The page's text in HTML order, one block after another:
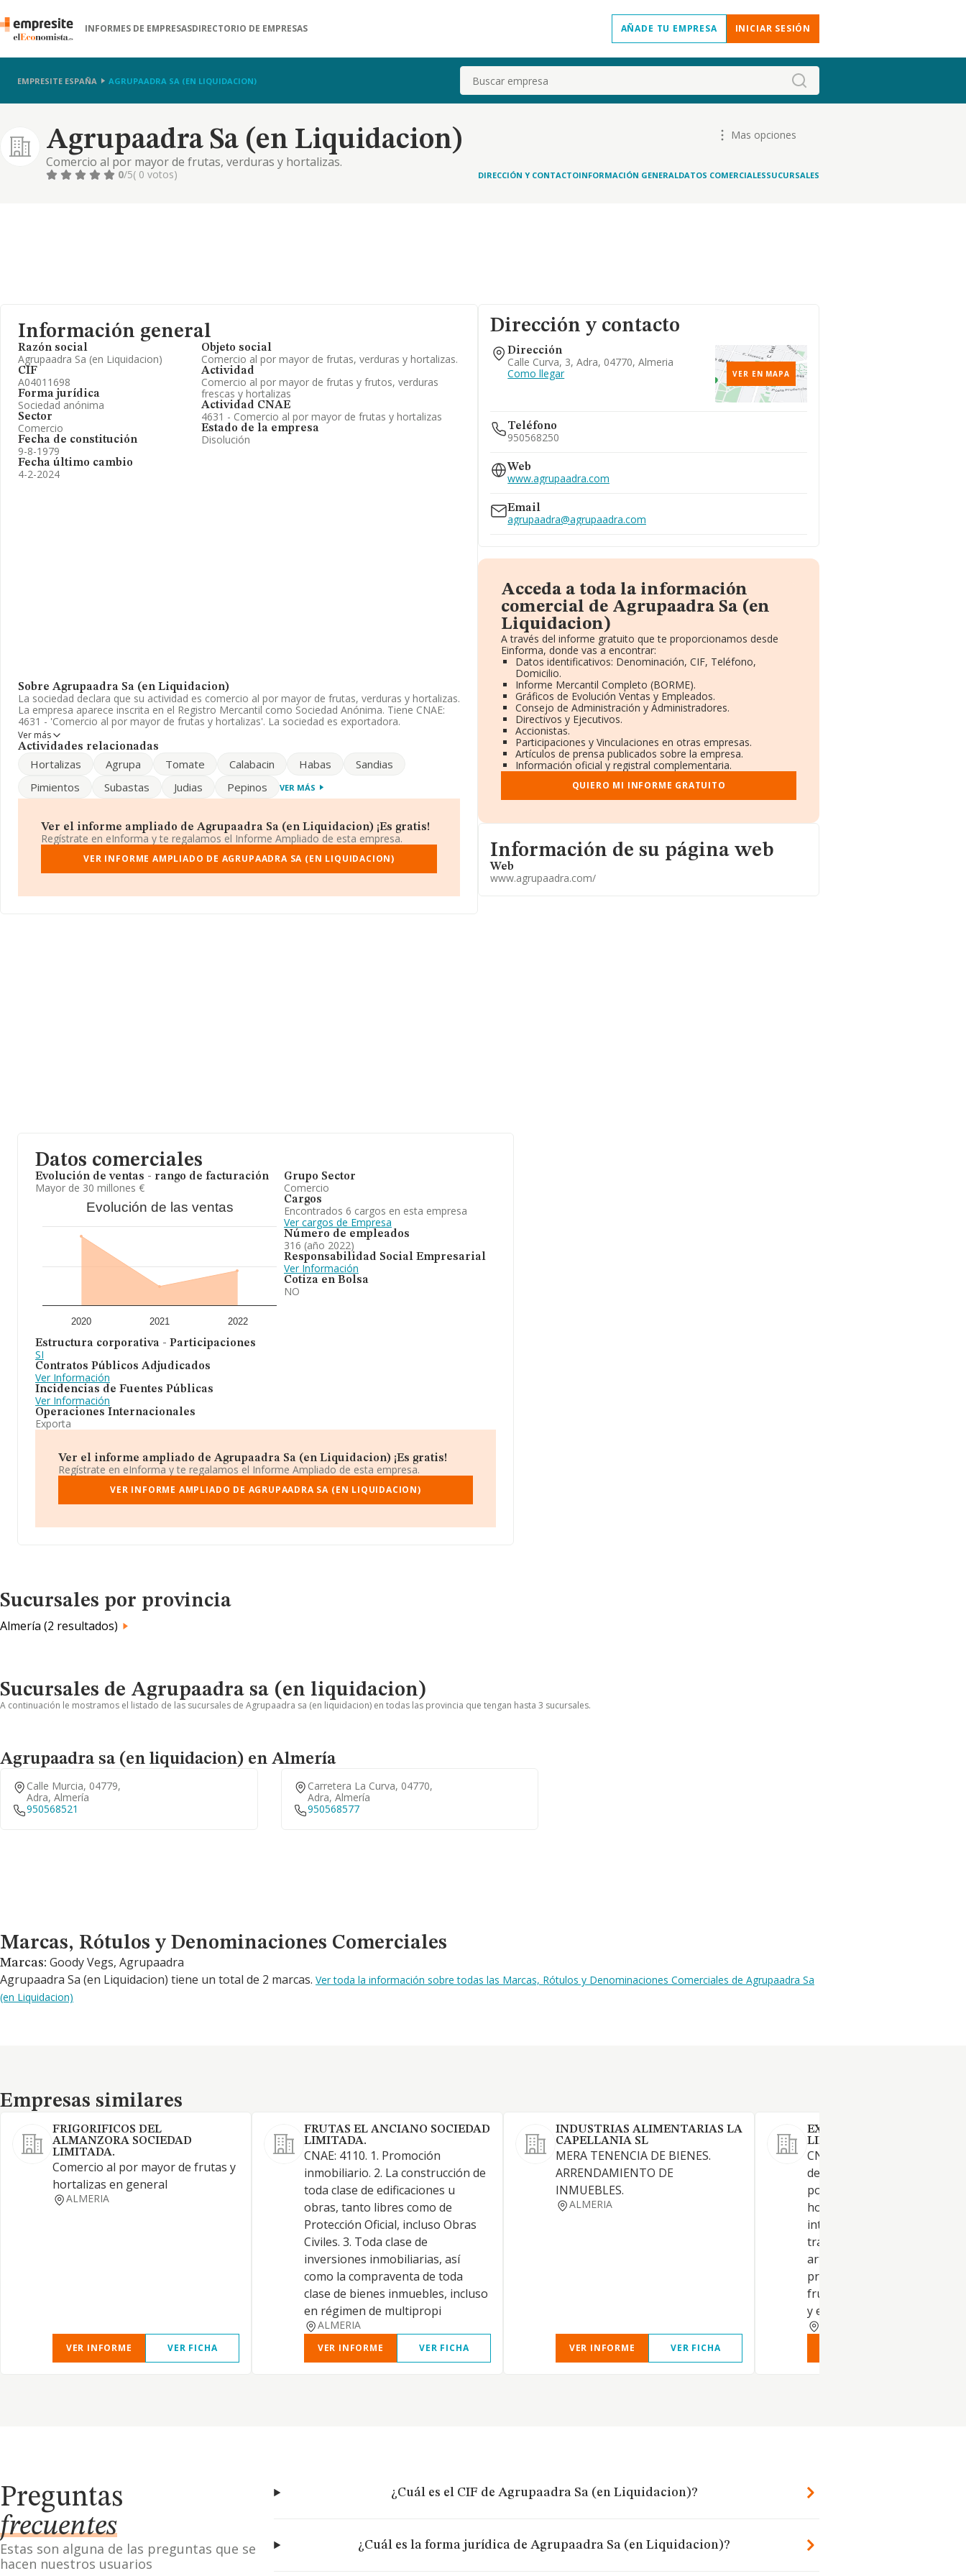
INFORMES DE EMPRESASDIRECTORIO DE EMPRESAS AÑADE TU EMPRESA INICIAR SESIÓN
EMPRESITE ESPAÑA AGRUPAADRA SA (EN LIQUIDACION) Buscar
Agrupaadra Sa (en Liquidacion)
Comercio al por mayor de frutas, verduras y hortalizas.
Mas opciones
0/5( 0 votos) DIRECCIÓN Y CONTACTOINFORMACIÓN GENERALDATOS COMERCIALESSUCURSALES
Información general
Razón social
Agrupaadra Sa (en Liquidacion)
CIF
A04011698
Forma jurídica
Sociedad anónima
Sector
Comercio
Fecha de constitución
9-8-1979
Fecha último cambio
4-2-2024
Objeto social
Comercio al por mayor de frutas, verduras y hortalizas.
Actividad
Comercio al por mayor de frutas y frutos, verduras
frescas y hortalizas
Actividad CNAE
4631 - Comercio al por mayor de frutas y hortalizas
Estado de la empresa
Disolución
Sobre Agrupaadra Sa (en Liquidacion)
La sociedad declara que su actividad es comercio al por mayor de frutas, verduras y hortalizas.
La empresa aparece inscrita en el Registro Mercantil como Sociedad Anónima. Tiene CNAE:
4631 - 'Comercio al por mayor de frutas y hortalizas'. La sociedad es exportadora.
El número de empleados ha crecido un 240% y según las cifras existentes en la base de datos
consultar su página web aquí:
www.agrupaadra.com.
A04011698, está situada en Calle Curva Vulcano, Cr. Málaga núm. 3, (04770), en el municipio
de Adra, provincia de Almería, Andalucía.
En relación con el sector y disponiendo de los datos de hasta 17.576 empresas, a nivel
nacional la facturación asciende a 46.240 millones de euros y se calcula un promedio de
datos de sector, en 2022, la antigüedad desde la constitución es de 18 años. Los empleados
Ver más
Actividades relacionadas
Hortalizas Agrupa Tomate Calabacin Habas
Sandias
Pimientos
Subastas Judias Pepinos VER MÁS
Ver el informe ampliado de Agrupaadra Sa (en Liquidacion) ¡Es gratis!
Regístrate en eInforma y te regalamos el Informe Ampliado de esta empresa.
VER INFORME AMPLIADO DE AGRUPAADRA SA (EN LIQUIDACION)
Dirección y contacto
Dirección
Calle Curva, 3, Adra, 04770, Almeria
Como llegar
VER EN MAPA
Teléfono
950568250
Web
www.agrupaadra.com
Email
agrupaadra@agrupaadra.com
Acceda a toda la información
comercial de Agrupaadra Sa (en
Liquidacion)
A través del informe gratuito que te proporcionamos desde
Einforma, donde vas a encontrar:
Datos identificativos: Denominación, CIF, Teléfono,
Domicilio.
Informe Mercantil Completo (BORME).
Gráficos de Evolución Ventas y Empleados.
Consejo de Administración y Administradores.
Directivos y Ejecutivos.
Accionistas.
Participaciones y Vinculaciones en otras empresas.
Artículos de prensa publicados sobre la empresa.
Información oficial y registral complementaria.
QUIERO MI INFORME GRATUITO
Informacion de su página web
Información de su página web
Web
www.agrupaadra.com/
Datos comerciales
Evolución de ventas - rango de facturación
Mayor de 30 millones €
Evolución de las ventas
2020 2021 2022
Estructura corporativa - Participaciones
SI
Contratos Públicos Adjudicados
Ver Información
Incidencias de Fuentes Públicas
Ver Información
Operaciones Internacionales
Exporta
Grupo Sector
Comercio
Cargos
Encontrados 6 cargos en esta empresa
Ver cargos de Empresa
Número de empleados
316 (año 2022)
Responsabilidad Social Empresarial
Ver Información
Cotiza en Bolsa
NO
Ver el informe ampliado de Agrupaadra Sa (en Liquidacion) ¡Es gratis!
Regístrate en eInforma y te regalamos el Informe Ampliado de esta empresa.
VER INFORME AMPLIADO DE AGRUPAADRA SA (EN LIQUIDACION)
Sucursales por provincia
Almería (2 resultados)
Sucursales de Agrupaadra sa (en liquidacion)
A continuación le mostramos el listado de las sucursales de Agrupaadra sa (en liquidacion) en todas las provincia que tengan hasta 3 sucursales.
Agrupaadra sa (en liquidacion) en Almería
Calle Murcia, 04779,
Adra, Almería
950568521
Carretera La Curva, 04770,
Adra, Almería
950568577
Marcas, Rótulos y Denominaciones Comerciales
Marcas, Rótulos y Denominaciones Comerciales
Marcas: Goody Vegs, Agrupaadra
Agrupaadra Sa (en Liquidacion) tiene un total de 2 marcas. Ver toda la información sobre todas las Marcas, Rótulos y Denominaciones Comerciales de Agrupaadra Sa
(en Liquidacion)
Empresas similares
Empresas similares
FRIGORIFICOS DEL
ALMANZORA SOCIEDAD
LIMITADA.
Comercio al por mayor de frutas y
hortalizas en general
ALMERIA
VER INFORME VER FICHA
FRUTAS EL ANCIANO SOCIEDAD
LIMITADA.
CNAE: 4110. 1. Promoción
inmobiliario. 2. La construcción de
toda clase de edificaciones u
obras, tanto libres como de
Protección Oficial, incluso Obras
Civiles. 3. Toda clase de
inversiones inmobiliarias, así
como la compraventa de toda
clase de bienes inmuebles, incluso
en régimen de multipropi
ALMERIA
VER INFORME VER FICHA
INDUSTRIAS ALIMENTARIAS LA
CAPELLANIA SL
MERA TENENCIA DE BIENES.
ARRENDAMIENTO DE
INMUEBLES.
ALMERIA
VER INFORME VER FICHA
EXPORT FRUITS 2021
LIMITADA.
CNAE 4631. La producción y
de frutas y hortalizas.
por mayor de frutas,
hortalizas tanto nacional
internacional. La
tratamiento y conservación
articulos anteriores. Otros
procesados y conservación
frutas y hortalizas. La
y export
Preguntas
frecuentes
Estas son alguna de las preguntas que se
hacen nuestros usuarios
¿Cuál es el CIF de Agrupaadra Sa (en Liquidacion)?
¿Cuál es la forma jurídica de Agrupaadra Sa (en Liquidacion)?